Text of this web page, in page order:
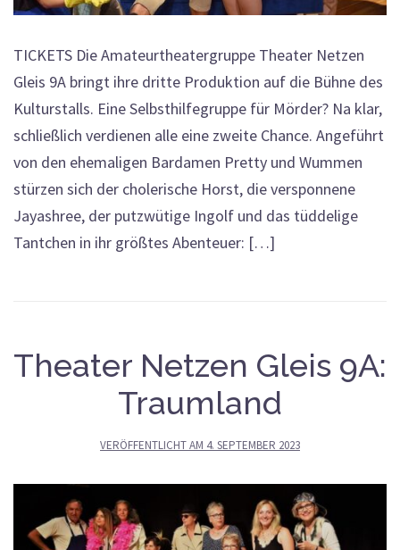
TICKETS Die Amateurtheatergruppe Theater Netzen
Gleis 9A bringt ihre dritte Produktion auf die Bühne des
Kulturstalls. Eine Selbsthilfegruppe für Mörder? Na klar,
schließlich verdienen alle eine zweite Chance. Angeführt
von den ehemaligen Bardamen Pretty und Wummen
stürzen sich der cholerische Horst, die versponnene
Jayashree, der putzwütige Ingolf und das tüddelige
Tantchen in ihr größtes Abenteuer: […]
Theater Netzen Gleis 9A:
Traumland
VERÖFFENTLICHT AM 4. SEPTEMBER 2023